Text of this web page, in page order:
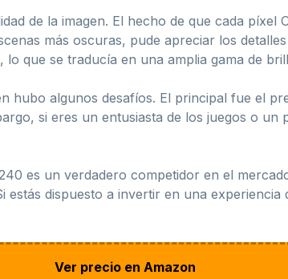
de la imagen. El hecho de que cada píxel
más oscuras, pude apreciar los
que se traducía en una amplia gama de
hubo algunos desafíos. El principal fue el
si eres un entusiasta de los juegos o
es un verdadero competidor en el
dispuesto a invertir en una experiencia
Ver precio en Amazon